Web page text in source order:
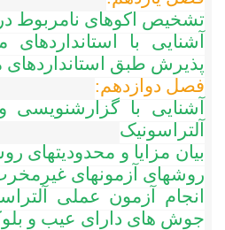
تشخیص اکوهای نامربوط
آشنایی با
پذیرش طبق
فصل دوازدهم:
آشنایی با
آلتراسونیک
بیان مزایا و محدودیت­های
روش­های آزمون­های
انجام آزمون عملی
جوش های دارای عیب و